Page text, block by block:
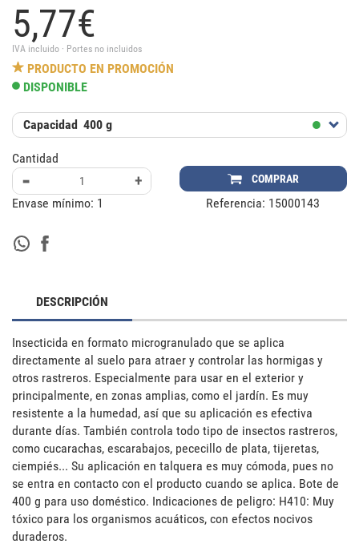
5,77€
IVA incluido · Portes no incluidos
PRODUCTO EN PROMOCIÓN
DISPONIBLE
Capacidad 400 g
Cantidad
- + COMPRAR
Envase mínimo: 1 Referencia: 15000143
DESCRIPCIÓN
Insecticida en formato microgranulado que se aplica
directamente al suelo para atraer y controlar las hormigas y
otros rastreros. Especialmente para usar en el exterior y
principalmente, en zonas amplias, como el jardín. Es muy
resistente a la humedad, así que su aplicación es efectiva
durante días. También controla todo tipo de insectos rastreros,
como cucarachas, escarabajos, pececillo de plata, tijeretas,
ciempiés... Su aplicación en talquera es muy cómoda, pues no
se entra en contacto con el producto cuando se aplica. Bote de
400 g para uso doméstico. Indicaciones de peligro: H410: Muy
tóxico para los organismos acuáticos, con efectos nocivos
duraderos.